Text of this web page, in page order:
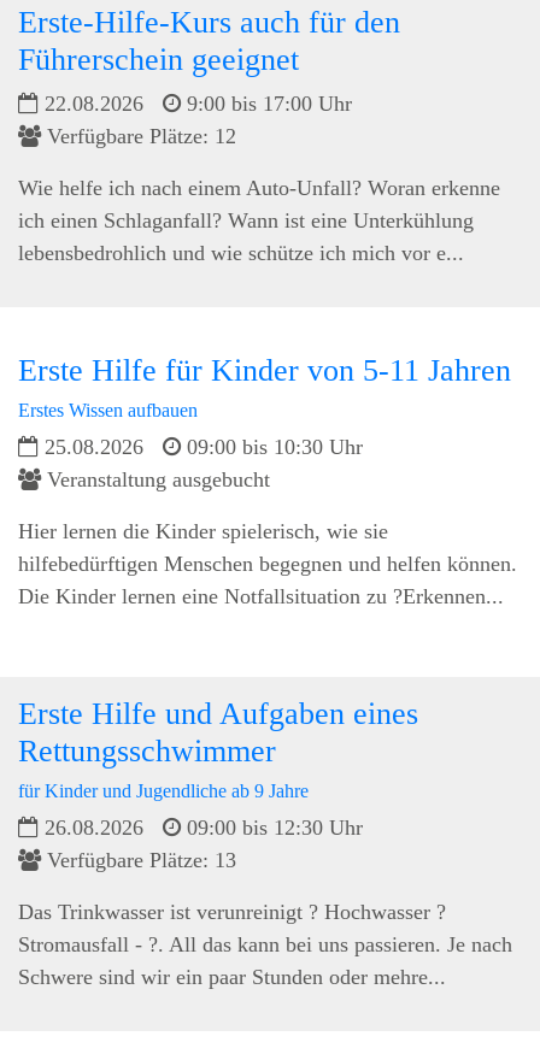
Erste-Hilfe-Kurs auch für den
Führerschein geeignet
22.08.2026
9:00 bis 17:00 Uhr
Verfügbare Plätze: 12
Wie helfe ich nach einem Auto-Unfall? Woran erkenne
ich einen Schlaganfall? Wann ist eine Unterkühlung
lebensbedrohlich und wie schütze ich mich vor e...
Erste Hilfe für Kinder von 5-11 Jahren
Erstes Wissen aufbauen
25.08.2026
09:00 bis 10:30 Uhr
Veranstaltung ausgebucht
Hier lernen die Kinder spielerisch, wie sie
hilfebedürftigen Menschen begegnen und helfen können.
Die Kinder lernen eine Notfallsituation zu ?Erkennen...
Erste Hilfe und Aufgaben eines
Rettungsschwimmer
für Kinder und Jugendliche ab 9 Jahre
26.08.2026
09:00 bis 12:30 Uhr
Verfügbare Plätze: 13
Das Trinkwasser ist verunreinigt ? Hochwasser ?
Stromausfall - ?. All das kann bei uns passieren. Je nach
Schwere sind wir ein paar Stunden oder mehre...